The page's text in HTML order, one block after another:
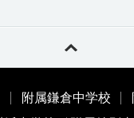
附属鎌倉中学校